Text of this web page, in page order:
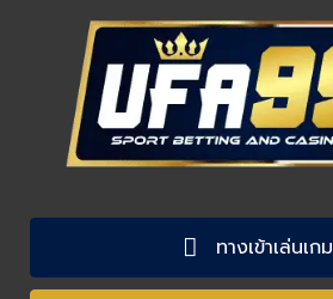
ทางเข้าเล่นเกม